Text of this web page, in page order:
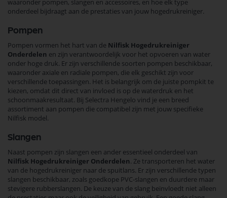
waaronder pompen, slangen en accessoires, en hoe elk type
onderdeel bijdraagt aan de prestaties van jouw hogedrukreiniger.
Pompen
Pompen vormen het hart van de Nilfisk Hogedrukreiniger
Onderdelen en zijn verantwoordelijk voor het opvoeren van water
onder hoge druk. Er zijn verschillende soorten pompen beschikbaar,
waaronder axiale en radiale pompen, die elk geschikt zijn voor
verschillende toepassingen. Het is belangrijk om de juiste pompkit te
kiezen, omdat dit direct van invloed is op de waterdruk en het
schoonmaakresultaat. Bij Selectra Hengelo vind je een breed
assortiment aan pompen die compatibel zijn met jouw specifieke
Nilfisk model.
Slangen
Naast pompen zijn slangen een ander essentieel onderdeel van
Nilfisk Hogedrukreiniger Onderdelen. Ze transporteren het water
van de hogedrukreiniger naar de spuitlans. Er zijn verschillende typen
slangen beschikbaar, zoals goedkope PVC-slangen en duurdere maar
stevigere rubberslangen. De keuze van de slang beïnvloedt niet alleen